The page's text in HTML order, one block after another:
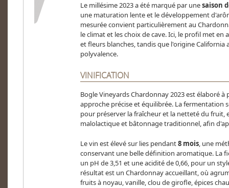
Le millésime 2023 a été marqué par unesaison
une maturation lente et le développement
mesurée convient particulièrement au
le climat et les choix de cave. Ici, le profil met
et fleurs blanches, tandis que l'origine California
polyvalence.
VINIFICATION
Bogle Vineyards Chardonnay 2023 est élaboré
approche précise et équilibrée. La fermentation
pour préserver la fraîcheur et la netteté du fruit,
malolactique et bâtonnage traditionnel, afin
Le vin est élevé sur lies pendant8 mois, une
conservant une belle définition aromatique. La
un pH de 3,51 et une acidité de 0,66, pour un
résultat est un Chardonnay accueillant, où
fruits à noyau, vanille, clou de girofle, épices